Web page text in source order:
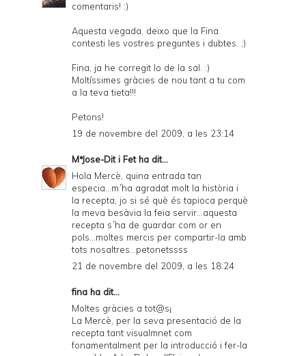
comentaris! :)
Aquesta vegada, deixo que la Fina
contesti les vostres preguntes i dubtes. ;)
Fina, ja he corregit lo de la sal. :)
Moltíssimes gràcies de nou tant a tu com
a la teva tieta!!!
Petons!
19 de novembre del 2009, a les 23:14
MªJose-Dit i Fetha dit...
Hola Mercè, quina entrada tan
especia...m´ha agradat molt la història i
la recepta, jo si sé què és tapioca perquè
la meva besàvia la feia servir...aquesta
recepta s´ha de guardar com or en
pols...moltes mercis per compartir-la amb
tots nosaltres...petonetssss
21 de novembre del 2009, a les 18:24
fina ha dit...
Moltes gràcies a tot@s¡
La Mercè, per la seva presentació de la
recepta tant visualmnet com
fonamentalment per la introducció i fer-la